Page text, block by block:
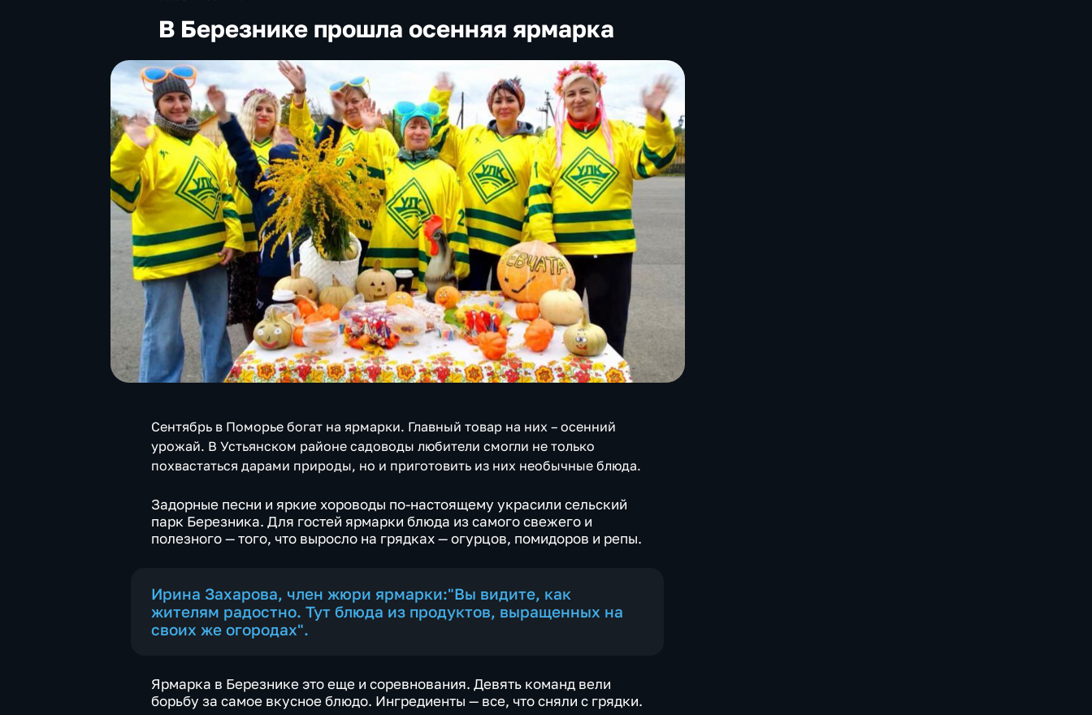
В Березнике прошла осенняя ярмарка
Сентябрь в Поморье богат на ярмарки. Главный товар на них – осенний
урожай. В Устьянском районе садоводы любители смогли не только
похвастаться дарами природы, но и приготовить из них необычные блюда.
Задорные песни и яркие хороводы по-настоящему украсили сельский
парк Березника. Для гостей ярмарки блюда из самого свежего и
полезного — того, что выросло на грядках — огурцов, помидоров и репы.
Ирина Захарова, член жюри ярмарки:"Вы видите, как
жителям радостно. Тут блюда из продуктов, выращенных на
своих же огородах".
Ярмарка в Березнике это еще и соревнования. Девять команд вели
борьбу за самое вкусное блюдо. Ингредиенты — все, что сняли с грядки.